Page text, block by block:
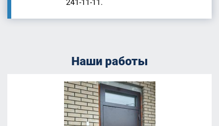
241-11-11.
Наши работы